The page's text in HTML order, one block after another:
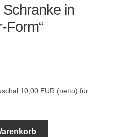
in
Form“
10,00 EUR (netto) für